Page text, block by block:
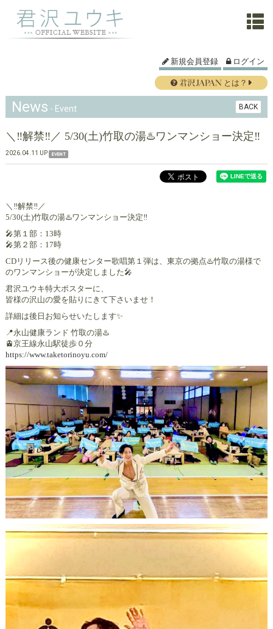
新規会員登録 ログイン
とは？
News - Event BACK
＼‼️解禁‼️／ 5/30(土)竹取の湯♨️ワンマンショー決定‼️
2026.04.11 UP EVENT
＼‼️解禁‼️／
5/30(土)竹取の湯♨️ワンマンショー決定‼️
🎤第１部：13時
🎤第２部：17時
CDリリース後の健康センター歌唱第１弾は、東京の拠点♨️竹取の湯様で
のワンマンショーが決定しました🎤
君沢ユウキ特大ポスターに、
皆様の沢山の愛を貼りにきて下さいませ！
詳細は後日お知らせいたします✨️
📍永山健康ランド 竹取の湯♨️
🚊京王線永山駅徒歩０分
https://www.taketorinoyu.com/